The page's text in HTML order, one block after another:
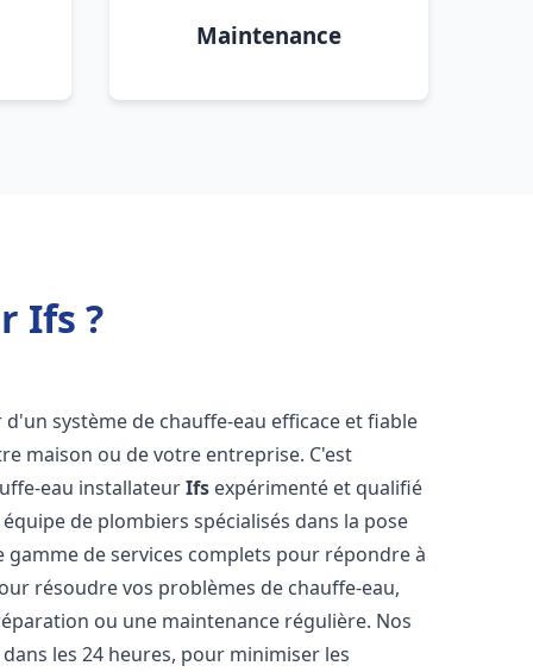
Maintenance
Ifs ?
système de chauffe-eau efficace et fiable
maison ou de votre entreprise. C'est
eau installateurIfs expérimenté et qualifié
de plombiers spécialisés dans la pose
gamme de services complets pour répondre à
résoudre vos problèmes de chauffe-eau,
ou une maintenance régulière. Nos
les 24 heures, pour minimiser les